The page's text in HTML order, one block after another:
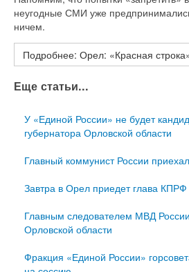
неугодные СМИ уже
ничем.
Подробнее: Орел: «Красная
Еще статьи...
У «Единой России» не будет
губернатора Орловской области
Главный коммунист России
Завтра в Орел приедет глава
Главным следователем МВД
Орловской области
Фракция «Единой России»